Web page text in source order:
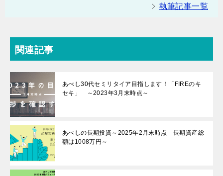
執筆記事一覧
関連記事
あべし30代セミリタイア目指します！「FIREのキ
セキ」 ～2023年3月末時点～
あべしの長期投資～2025年2月末時点 長期資産総
額は1008万円～